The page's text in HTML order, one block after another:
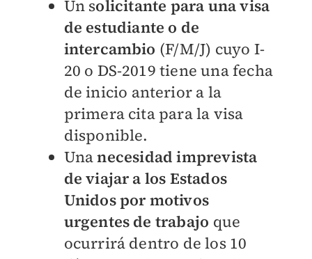
Un solicitante para una visa
de estudiante o de
intercambio (F/M/J) cuyo I-
20 o DS-2019 tiene una fecha
de inicio anterior a la
primera cita para la visa
disponible.
Unanecesidad imprevista
de viajar a los Estados
Unidos por motivos
urgentes de trabajo que
ocurrirá dentro de los 10